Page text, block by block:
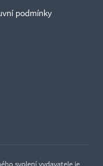
podmínky
svolení vydavatele je